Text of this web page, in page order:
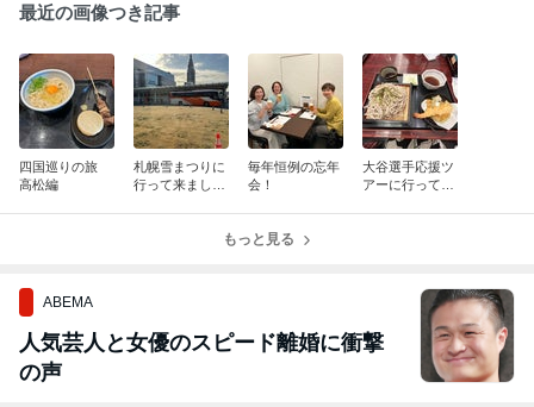
最近の画像つき記事
四国巡りの旅
高松編
札幌雪まつりに
行って来まし
毎年恒例の忘年
会！
大谷選手応援ツ
アーに行ってき
もっと見る
ABEMA
人気芸人と女優のスピード離婚に衝撃
の声